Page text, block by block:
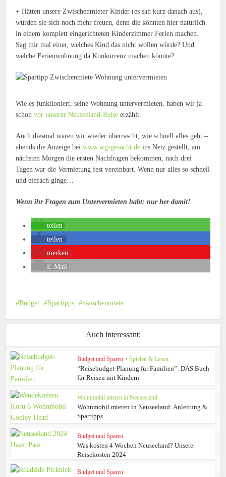
+ Hätten unsere Zwischenmieter Kinder (es sah kurz danach aus),
würden sie sich noch mehr freuen, denn die könnten hier natürlich
in einem komplett eingerichteten Kinderzimmer Ferien machen.
Sag mir mal einer, welches Kind das nicht wollen würde? Und
welche Ferienwohnung da Konkurrenz machen könnte?
Wie es funktioniert, seine Wohnung untervermieten, haben wir ja
schonvor unserer Neuseeland-Reise erzählt.
Auch diesmal waren wir wieder überrascht, wie schnell alles geht –
abends die Anzeige beiwww.wg-gesucht.de ins Netz gestellt, am
nächsten Morgen die ersten Nachfragen bekommen, nach drei
Tagen war die Vermietung fest vereinbart. Wenn nur alles so schnell
und einfach ginge…
Wenn ihr Fragen zum Untervermieten habt: nur her damit!
teilen
teilen
merken
E-Mail
Budget Spartipps zwischenmiete
Auch interessant:
Budget und Sparen • Spielen & Lesen
“Reisebudget-Planung für Familien”: DAS Buch
für Reisen mit Kindern
Wohnmobil mieten in Neuseeland
Wohnmobil mieten in Neuseeland: Anleitung &
Spartipps
Budget und Sparen
Was kosten 4 Wochen Neuseeland? Unsere
Reisekosten 2024
Budget und Sparen